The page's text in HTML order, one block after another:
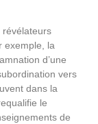
révélateurs
exemple, la
d’une
vers
dans la
le
de